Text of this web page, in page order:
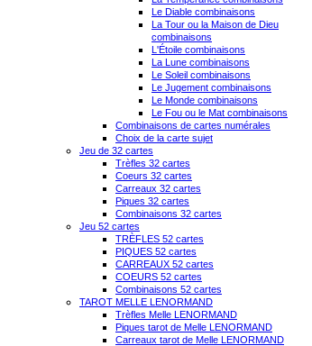
Le Diable combinaisons
La Tour ou la Maison de Dieu
combinaisons
L'Étoile combinaisons
La Lune combinaisons
Le Soleil combinaisons
Le Jugement combinaisons
Le Monde combinaisons
Le Fou ou le Mat combinaisons
Combinaisons de cartes numérales
Choix de la carte sujet
Jeu de 32 cartes
Trèfles 32 cartes
Coeurs 32 cartes
Carreaux 32 cartes
Piques 32 cartes
Combinaisons 32 cartes
Jeu 52 cartes
TRÈFLES 52 cartes
PIQUES 52 cartes
CARREAUX 52 cartes
COEURS 52 cartes
Combinaisons 52 cartes
TAROT MELLE LENORMAND
Trèfles Melle LENORMAND
Piques tarot de Melle LENORMAND
Carreaux tarot de Melle LENORMAND